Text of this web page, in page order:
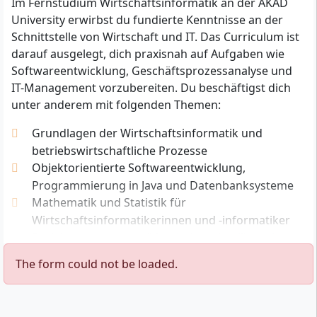
Für die Zulassung benötigst du einen der folgenden
Abschlüsse oder Nachweise:
Allgemeine Hochschulreife (Abitur)
Fachgebundene Hochschulreife oder
Fachhochschulreife
Eine gleichwertige ausländische
Hochschulzugangsberechtigung
Eine anerkannte berufliche Aufstiegsfortbildung
(z. B. Technikerin, Meisterin, Fachwirtin,
Betriebswirtin, Erzieherin)
Eine abgeschlossene Berufsausbildung mit
entsprechender Berufserfahrung – dann
Hochschuleignungsprüfung oder zunächst als
Probestudium
Für internationale Bewerberinnen und Bewerber:
University erwirbst du fundierte Kenntnisse an der
Schnittstelle von Wirtschaft und IT. Das Curriculum ist
darauf ausgelegt, dich praxisnah auf Aufgaben wie
Softwareentwicklung, Geschäftsprozessanalyse und
IT-Management vorzubereiten. Du beschäftigst dich
unter anderem mit folgenden Themen:
Grundlagen der Wirtschaftsinformatik und
betriebswirtschaftliche Prozesse
Objektorientierte Softwareentwicklung,
Programmierung in Java und Datenbanksysteme
Mathematik und Statistik für
Wirtschaftsinformatikerinnen und -informatiker
Moderne IT-Infrastrukturen, Betriebssysteme,
Netzwerke und Cloud Computing
The form could not be loaded.